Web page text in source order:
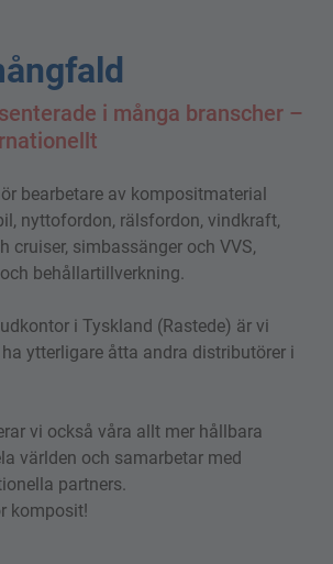
i många branscher –
bearbetare av kompositmaterial
nyttofordon, rälsfordon, vindkraft,
cruiser, simbassänger och VVS,
behållartillverkning.
i Tyskland (Rastede) är vi
ytterligare åtta andra distributörer i
vi också våra allt mer hållbara
världen och samarbetar med
partners.
komposit!